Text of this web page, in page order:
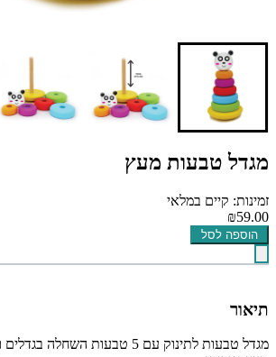
מגדל טבעות מעץ
זמינות: קיים במלאי
₪59.00
הוספה לסל
תיאור
מגדל טבעות לתינוק עם 5 טבעות